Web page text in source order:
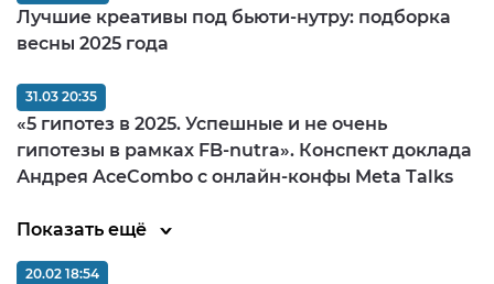
Лучшие креативы под бьюти-нутру: подборка
весны 2025 года
«5 гипотез в 2025. Успешные и не очень
гипотезы в рамках FB-nutra». Конспект доклада
Андрея AceCombo с онлайн-конфы Meta Talks
31.03 20:35
Показать ещё
20.02 18:54